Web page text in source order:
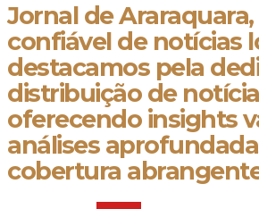
Jornal de
confiável de notícias
destacamos pela
distribuição de
oferecendo insights
análises
cobertura